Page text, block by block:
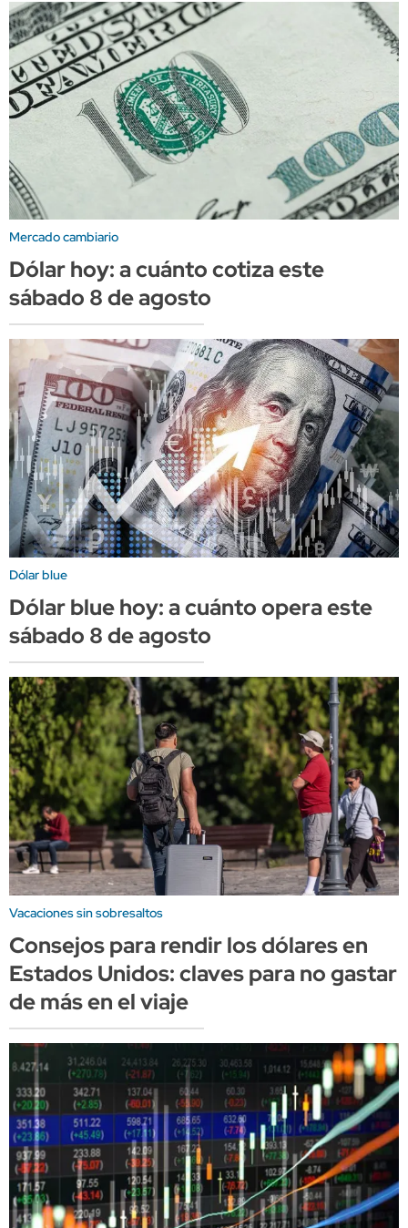
Mercado cambiario
Dólar hoy: a cuánto cotiza este
sábado 8 de agosto
Dólar blue
Dólar blue hoy: a cuánto opera este
sábado 8 de agosto
Vacaciones sin sobresaltos
Consejos para rendir los dólares en
Estados Unidos: claves para no gastar
de más en el viaje